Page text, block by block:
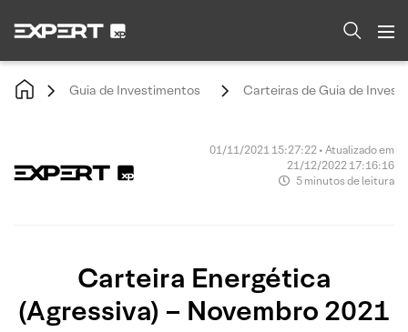
Guia de Investimentos Carteiras de Guia de
01/11/2021 15:27:22 • Atualizado em
21/12/2022 17:16:16
5 minutos de leitura
Carteira Energética
(Agressiva) – Novembro 2021